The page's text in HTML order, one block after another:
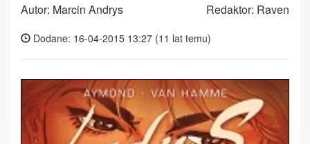
Autor: Marcin Andrys Redaktor: Raven
Dodane: 16-04-2015 13:27 (11 lat temu)